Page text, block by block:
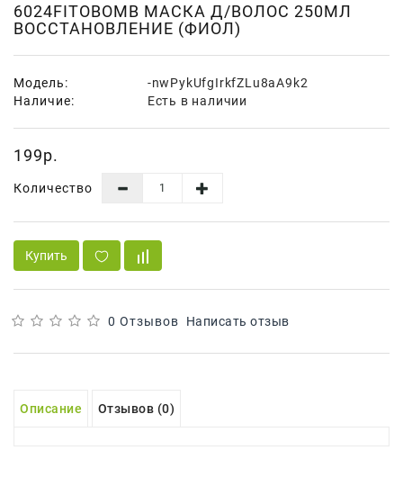
Тела
Для
Для
Мытья
И
Чистки
Консервирование
Канцтовары
Одноразовая
Посуда,
Упаковка
6024FITOBOMB МАСКА Д/ВОЛОС 250МЛ
ВОССТАНОВЛЕНИЕ (ФИОЛ)
Модель:
-nwPykUfgIrkfZLu8aA9k2
Наличие:
Есть в наличии
199р.
Количество
Купить
0 Отзывов Написать отзыв
Описание Отзывов (0)